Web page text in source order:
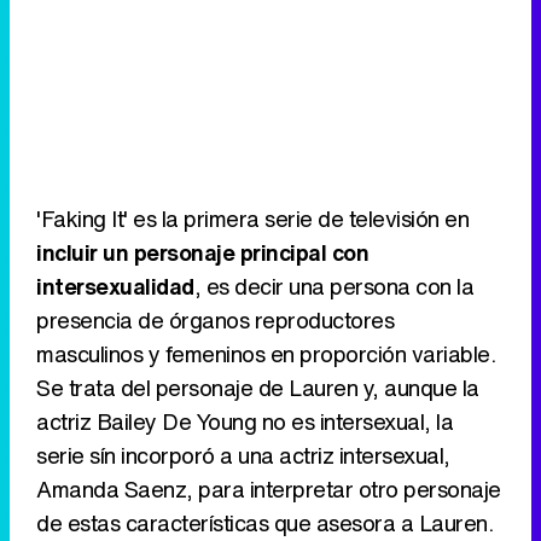
'Faking It' es la primera serie de televisión en
incluir un personaje principal con
intersexualidad, es decir una persona con la
presencia de órganos reproductores
masculinos y femeninos en proporción variable.
Se trata del personaje de Lauren y, aunque la
actriz Bailey De Young no es intersexual, la
serie sín incorporó a una actriz intersexual,
Amanda Saenz, para interpretar otro personaje
de estas características que asesora a Lauren.